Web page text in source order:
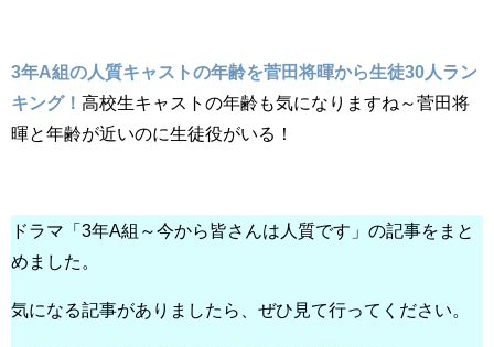
3年A組の人質キャストの年齢を菅田将暉から生徒30人ラン
キング！ 高校生キャストの年齢も気になりますね～菅田将
暉と年齢が近いのに生徒役がいる！
ドラマ「3年A組～今から皆さんは人質です」の記事をまと
めました。
気になる記事がありましたら、ぜひ見て行ってください。